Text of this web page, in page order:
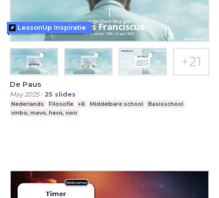
De Paus
May 2025- 25 slides
Nederlands Filosofie +6 Middelbare school
Basisschool
vmbo, mavo, havo, vwo
LessonUp Inspiratie